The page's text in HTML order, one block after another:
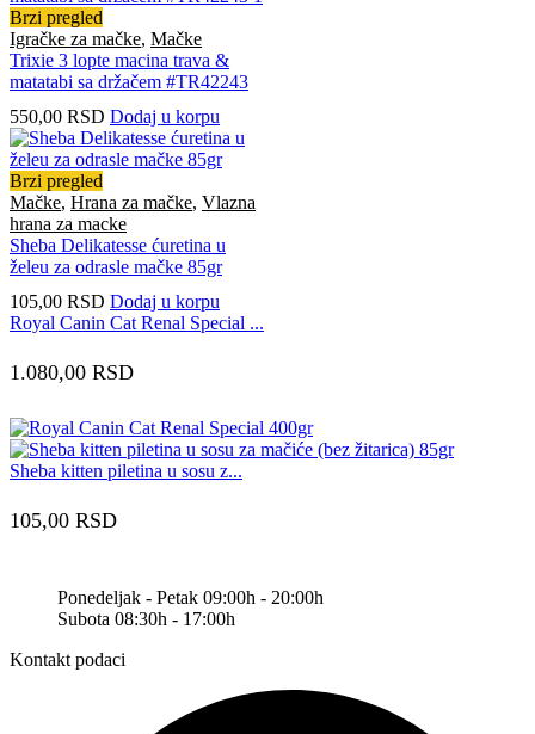
Brzi pregled
Igračke za mačke, Mačke
Trixie 3 lopte macina trava &
matatabi sa držačem #TR42243
550,00 RSD Dodaj u korpu
Brzi pregled
Mačke, Hrana za mačke, Vlazna
hrana za macke
Sheba Delikatesse ćuretina u
želeu za odrasle mačke 85gr
105,00 RSD Dodaj u korpu
Royal Canin Cat Renal Special ...
1.080,00 RSD
Sheba kitten piletina u sosu z...
105,00 RSD
Ponedeljak - Petak 09:00h - 20:00h
Subota 08:30h - 17:00h
Kontakt podaci